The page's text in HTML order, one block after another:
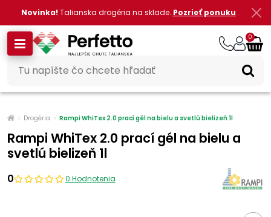
Novinka! Talianska drogéria na sklade. Pozrieť ponuku
0
Drogéria Rampi WhiTex 2.0 prací gél na bielu a svetlú bielizeň 1l
Rampi WhiTex 2.0 prací gél na bielu a
svetlú bielizeň 1l
0 0 Hodnotenia